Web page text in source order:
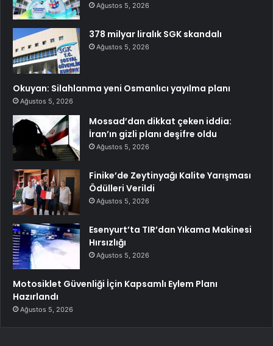
Ağustos 5, 2026
378 milyar liralık SGK skandalı
Ağustos 5, 2026
Okuyan: Silahlanma yeni Osmanlıcı yayılma planı
Ağustos 5, 2026
Mossad’dan dikkat çeken iddia:
İran’ın gizli planı deşifre oldu
Ağustos 5, 2026
Finike’de Zeytinyağı Kalite Yarışması
Ödülleri Verildi
Ağustos 5, 2026
Esenyurt’ta TIR’dan Yıkama Makinesi
Hırsızlığı
Ağustos 5, 2026
Motosiklet Güvenliği İçin Kapsamlı Eylem Planı
Hazırlandı
Ağustos 5, 2026